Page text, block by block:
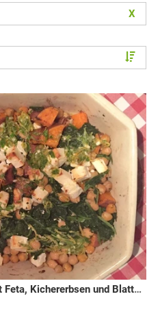
X
Warmer Süßkartoffelsalat mit Feta, Kichererbsen und Blattspinat